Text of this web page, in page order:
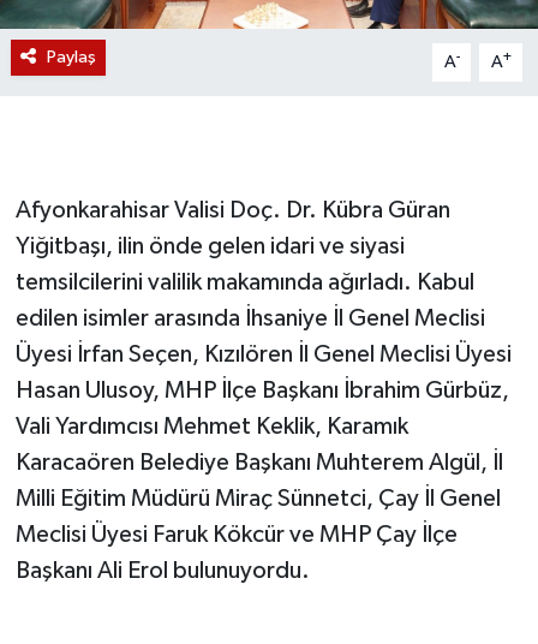
Paylaş A- A+
Afyonkarahisar Valisi Doç. Dr. Kübra Güran
Yiğitbaşı, ilin önde gelen idari ve siyasi
temsilcilerini valilik makamında ağırladı. Kabul
edilen isimler arasında İhsaniye İl Genel Meclisi
Üyesi İrfan Seçen, Kızılören İl Genel Meclisi Üyesi
Hasan Ulusoy, MHP İlçe Başkanı İbrahim Gürbüz,
Vali Yardımcısı Mehmet Keklik, Karamık
Karacaören Belediye Başkanı Muhterem Algül, İl
Milli Eğitim Müdürü Miraç Sünnetci, Çay İl Genel
Meclisi Üyesi Faruk Kökcür ve MHP Çay İlçe
Başkanı Ali Erol bulunuyordu.